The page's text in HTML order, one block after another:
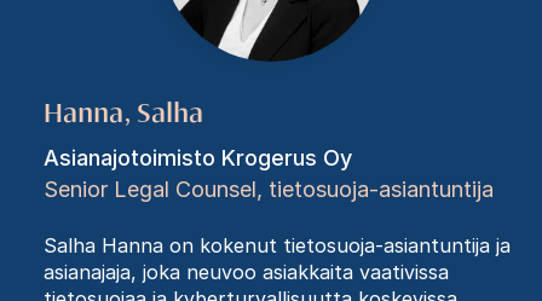
Hanna, Salha
Asianajotoimisto Krogerus Oy
Senior Legal Counsel, tietosuoja-asiantuntija
Salha Hanna on kokenut tietosuoja-asiantuntija ja
asianajaja, joka neuvoo asiakkaita vaativissa